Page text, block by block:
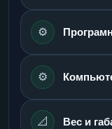
⚙️
⚙️
📐 Вес и